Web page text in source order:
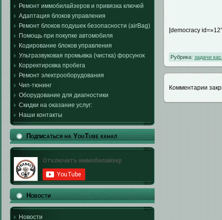
Ремонт иммобилайзеров и привязка ключей
Адаптация блоков управления
Ремонт блоков подушек безопасности (airBag)
Помощь при покупке автомобиля
Кодирование блоков управления
Ультразвуковая промывка (чистка) форсунок
Корректировка пробега
Ремонт электрооборудования
Чип-тюнинг
Оборудование для диагностики
Скидки на оказание услуг:
Наши контакты
Подписаться на YouTube канал
Новости
Новости
[democracy
Рубрика: задачи
Комментарии